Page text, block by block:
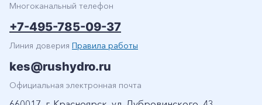
Многоканальный телефон
+7-495-785-09-37
Линия доверия Правила работы
kes@rushydro.ru
Официальная электронная почта